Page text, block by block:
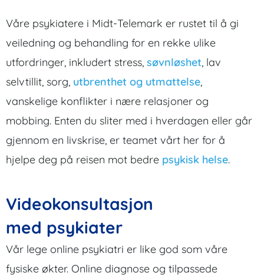
Våre psykiatere i Midt-Telemark er rustet til å gi
veiledning og behandling for en rekke ulike
utfordringer, inkludert stress, søvnløshet, lav
selvtillit, sorg, utbrenthet og utmattelse,
vanskelige konflikter i nære relasjoner og
mobbing. Enten du sliter med i hverdagen eller går
gjennom en livskrise, er teamet vårt her for å
hjelpe deg på reisen mot bedre psykisk helse.
Videokonsultasjon
med psykiater
Vår lege online psykiatri er like god som våre
fysiske økter. Online diagnose og tilpassede